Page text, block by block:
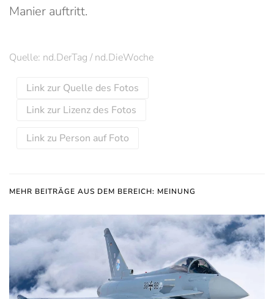
Manier auftritt.
Quelle: nd.DerTag / nd.DieWoche
Link zur Quelle des Fotos
Link zur Lizenz des Fotos
Link zu Person auf Foto
MEHR BEITRÄGE AUS DEM BEREICH: MEINUNG